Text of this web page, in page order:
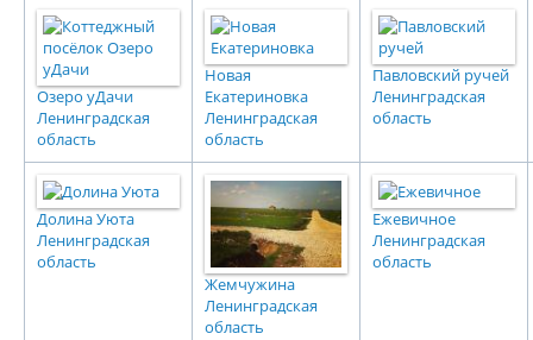
Озеро уДачи
Ленинградская
область
Новая
Екатериновка
Ленинградская
область
Павловский ручей
Ленинградская
область
Долина Уюта
Ленинградская
область
Жемчужина
Ленинградская
область
Ежевичное
Ленинградская
область